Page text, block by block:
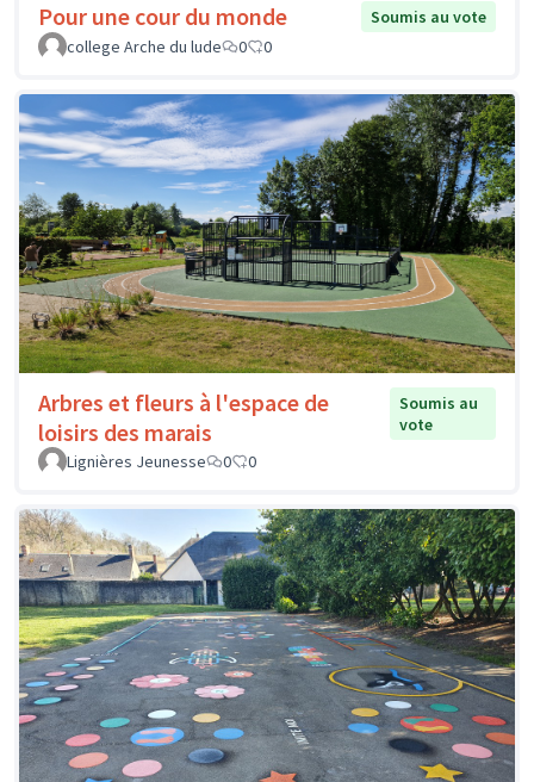
Pour une cour du monde
Soumis au vote
college Arche du lude
0 0
Arbres et fleurs à l'espace de
loisirs des marais
Soumis au
vote
Lignières Jeunesse
0 0